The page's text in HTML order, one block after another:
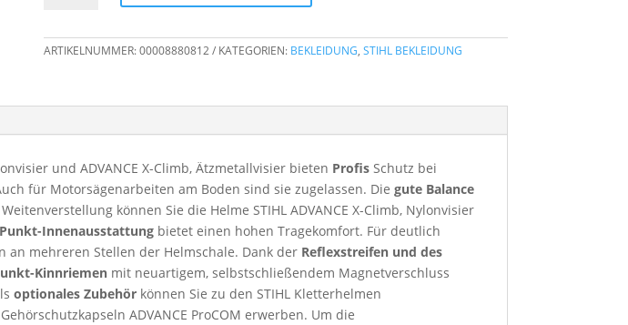
Climb
ARTIKELNUMMER:00008880812 KATEGORIEN: BEKLEIDUNG, STIHL BEKLEIDUNG
und ADVANCE X-Climb, Ätzmetallvisier bieten Profis Schutz bei
für Motorsägenarbeiten am Boden sind sie zugelassen. Die gute Balance
können Sie die Helme STIHL ADVANCE X-Climb, Nylonvisier
Innenausstattung bietet einen hohen Tragekomfort. Für deutlich
mehreren Stellen der Helmschale. Dank der Reflexstreifen und des
Kinnriemen mit neuartigem, selbstschließendem Magnetverschluss
optionales Zubehör können Sie zu den STIHL Kletterhelmen
ADVANCE ProCOM erwerben. Um die